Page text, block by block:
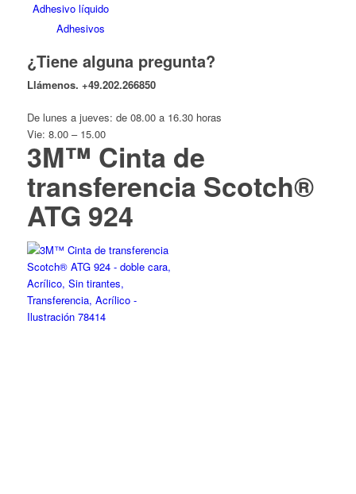
Adhesivo líquido
Adhesivos
¿Tiene alguna pregunta?
Llámenos. +49.202.266850
De lunes a jueves: de 08.00 a 16.30 horas
Vie: 8.00 – 15.00
3M™ Cinta de
transferencia Scotch®
ATG 924